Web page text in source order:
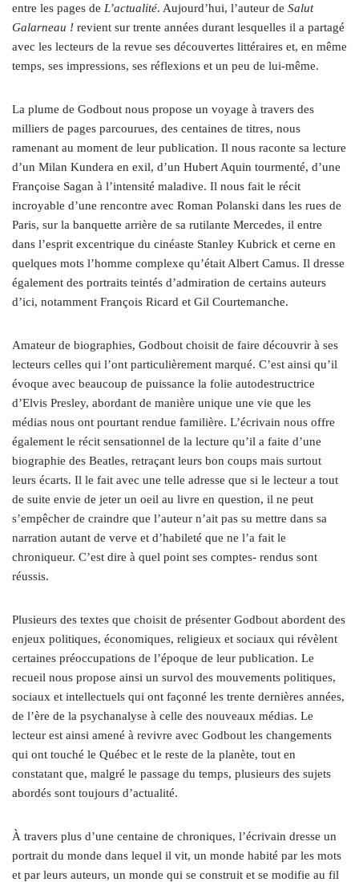
entre les pages de L’actualité. Aujourd’hui, l’auteur de Salut
Galarneau ! revient sur trente années durant lesquelles il a partagé
avec les lecteurs de la revue ses découvertes littéraires et, en même
temps, ses impressions, ses réflexions et un peu de lui-même.
La plume de Godbout nous propose un voyage à travers des
milliers de pages parcourues, des centaines de titres, nous
ramenant au moment de leur publication. Il nous raconte sa lecture
d’un Milan Kundera en exil, d’un Hubert Aquin tourmenté, d’une
Françoise Sagan à l’intensité maladive. Il nous fait le récit
incroyable d’une rencontre avec Roman Polanski dans les rues de
Paris, sur la banquette arrière de sa rutilante Mercedes, il entre
dans l’esprit excentrique du cinéaste Stanley Kubrick et cerne en
quelques mots l’homme complexe qu’était Albert Camus. Il dresse
également des portraits teintés d’admiration de certains auteurs
d’ici, notamment François Ricard et Gil Courtemanche.
Amateur de biographies, Godbout choisit de faire découvrir à ses
lecteurs celles qui l’ont particulièrement marqué. C’est ainsi qu’il
évoque avec beaucoup de puissance la folie autodestructrice
d’Elvis Presley, abordant de manière unique une vie que les
médias nous ont pourtant rendue familière. L’écrivain nous offre
également le récit sensationnel de la lecture qu’il a faite d’une
biographie des Beatles, retraçant leurs bon coups mais surtout
leurs écarts. Il le fait avec une telle adresse que si le lecteur a tout
de suite envie de jeter un oeil au livre en question, il ne peut
s’empêcher de craindre que l’auteur n’ait pas su mettre dans sa
narration autant de verve et d’habileté que ne l’a fait le
chroniqueur. C’est dire à quel point ses comptes- rendus sont
réussis.
Plusieurs des textes que choisit de présenter Godbout abordent des
enjeux politiques, économiques, religieux et sociaux qui révèlent
certaines préoccupations de l’époque de leur publication. Le
recueil nous propose ainsi un survol des mouvements politiques,
sociaux et intellectuels qui ont façonné les trente dernières années,
de l’ère de la psychanalyse à celle des nouveaux médias. Le
lecteur est ainsi amené à revivre avec Godbout les changements
qui ont touché le Québec et le reste de la planète, tout en
constatant que, malgré le passage du temps, plusieurs des sujets
abordés sont toujours d’actualité.
À travers plus d’une centaine de chroniques, l’écrivain dresse un
portrait du monde dans lequel il vit, un monde habité par les mots
et par leurs auteurs, un monde qui se construit et se modifie au fil